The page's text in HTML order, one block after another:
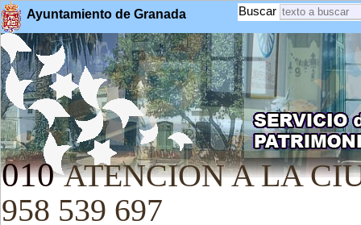
Ayuntamiento de Granada Buscar
010 ATENCION A LA
958 539 697